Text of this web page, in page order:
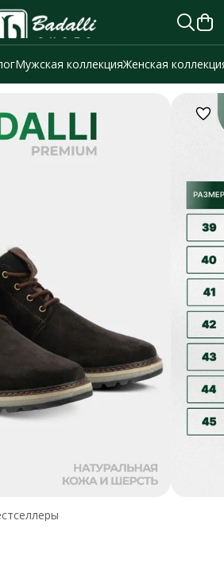
Мужская коллекцияЖенская